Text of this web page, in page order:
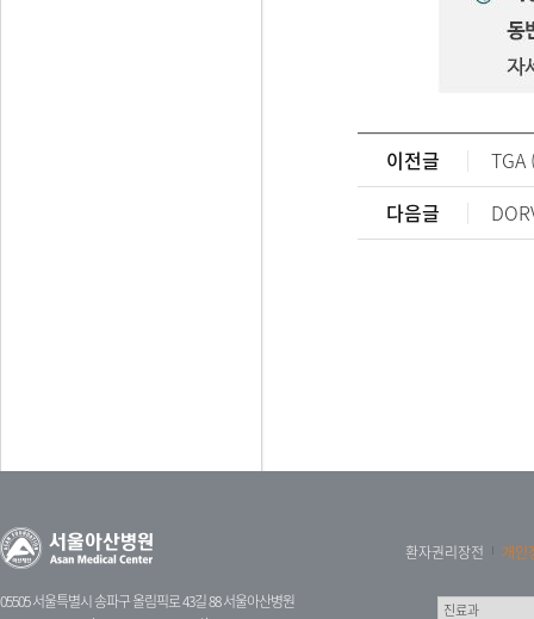
이전글
TGA
다음글
05505 서울특별시 송파구 올림픽로 43길 88 서울아산병원
환자권리장전 개인